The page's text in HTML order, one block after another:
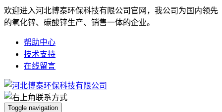
欢迎进入河北博泰环保科技有限公司官网，我公司为国内领先
的氧化锌、碳酸锌生产、销售一体的企业。
帮助中心
技术支持
在线留言
Toggle navigation